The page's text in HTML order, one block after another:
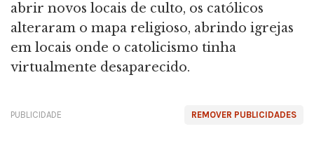
abrir novos locais de culto, os católicos
alteraram o mapa religioso, abrindo igrejas
em locais onde o catolicismo tinha
virtualmente desaparecido.
REMOVER PUBLICIDADES
PUBLICIDADE